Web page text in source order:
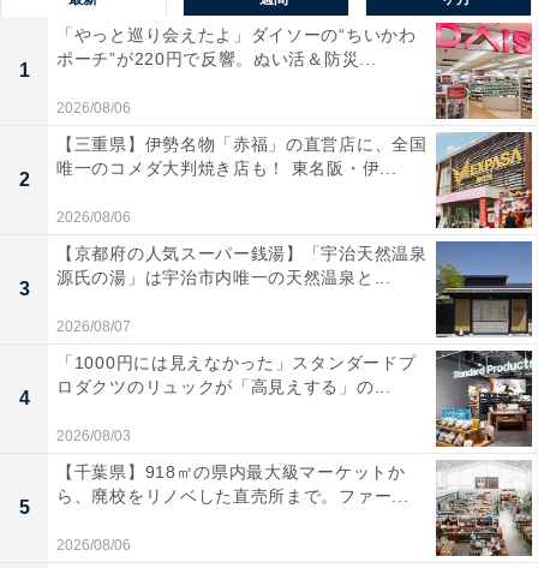
1
「やっと巡り会えたよ」ダイソーの“ちいかわ
ポーチ”が220円で反響。ぬい活＆防災...
2026/08/06
2
【三重県】伊勢名物「赤福」の直営店に、全国
唯一のコメダ大判焼き店も！ 東名阪・伊...
2026/08/06
3
【京都府の人気スーパー銭湯】「宇治天然温泉
源氏の湯」は宇治市内唯一の天然温泉と...
2026/08/07
4
「1000円には見えなかった」スタンダードプ
ロダクツのリュックが「高見えする」の...
2026/08/03
5
【千葉県】918㎡の県内最大級マーケットか
ら、廃校をリノベした直売所まで。ファー...
2026/08/06